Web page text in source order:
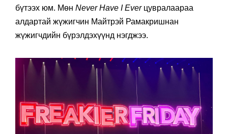
бүтээх юм. Мөн Never Have I Ever цувралаараа
алдартай жүжигчин Майтрэй Рамакришнан
жүжигчдийн бүрэлдэхүүнд нэгджээ.